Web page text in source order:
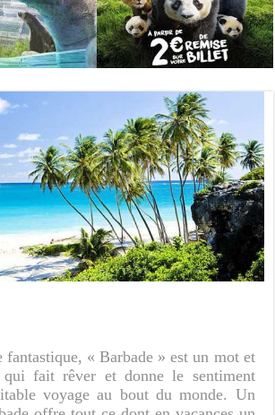
« Barbade » est un mot et
qui fait rêver et donne le sentiment
voyage au bout du monde. Un